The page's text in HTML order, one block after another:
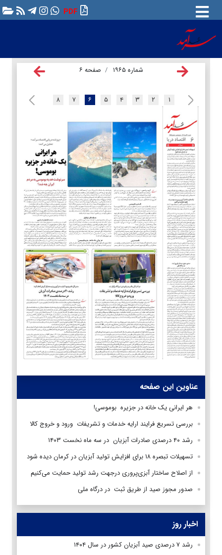
PDF
شماره ۱۹۶۵ صفحه ۶
۱ ۲ ۳ ۴ ۵ ۶ ۷ ۸
عناوین این صفحه
هر ایرانی یک خانه در جزیره بوموسی!
بررسی تسریع فرایند ارایه خدمات و تشریفات ورود و خروج کالا
رشد ۴۰ درصدی صادرات آبزیان در سه ماه نخست ۱۴۰۳
تسهیلات تبصره ۱۸ برای افزایش تولید آبزیان در کرمان دیده شود
از اصلاح ساختار آبزی‌پروری درجهت رشد تولید حمایت می‌کنیم
صدور مجوز صید از طریق ثبت در درگاه ملی
اخبار روز
رشد ۷ درصدی صید آبزیان کشور در سال ۱۴۰۴